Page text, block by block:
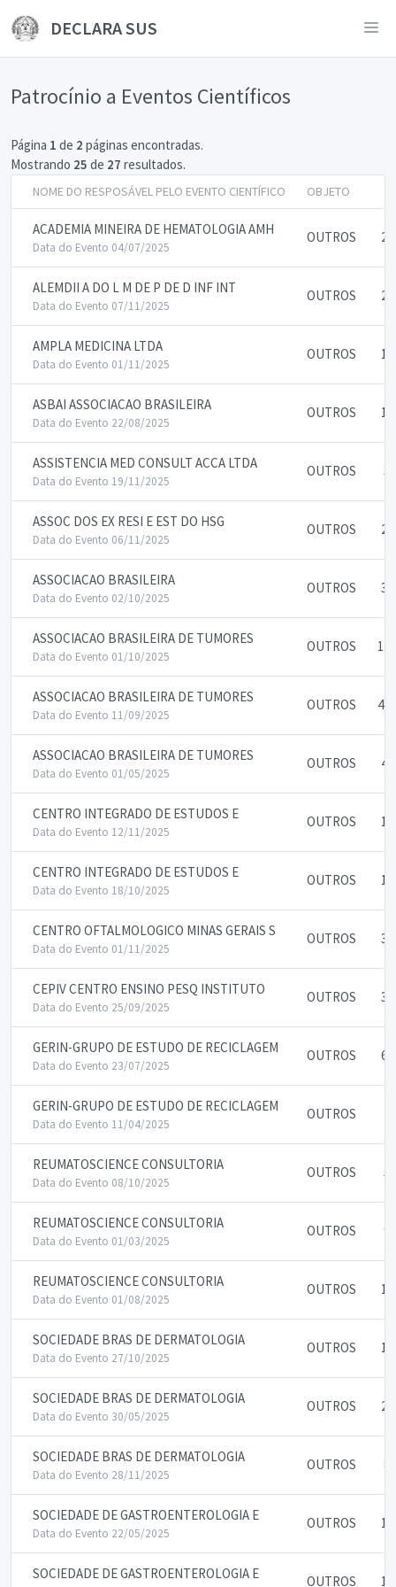
DECLARA SUS
Patrocínio a Eventos Científicos
Página 1 de 2 páginas encontradas.
Mostrando 25 de 27 resultados.
NOME DO RESPOSÁVEL PELO EVENTO CIENTÍFICO OBJETO
ACADEMIA MINEIRA DE HEMATOLOGIA AMH
Data do Evento 04/07/2025
OUTROS
ALEMDII A DO L M DE P DE D INF INT
Data do Evento 07/11/2025
OUTROS
AMPLA MEDICINA LTDA
Data do Evento 01/11/2025
OUTROS
ASBAI ASSOCIACAO BRASILEIRA
Data do Evento 22/08/2025
OUTROS
ASSISTENCIA MED CONSULT ACCA LTDA
Data do Evento 19/11/2025
OUTROS
ASSOC DOS EX RESI E EST DO HSG
Data do Evento 06/11/2025
OUTROS
ASSOCIACAO BRASILEIRA
Data do Evento 02/10/2025
OUTROS
ASSOCIACAO BRASILEIRA DE TUMORES
Data do Evento 01/10/2025
OUTROS
ASSOCIACAO BRASILEIRA DE TUMORES
Data do Evento 11/09/2025
OUTROS
ASSOCIACAO BRASILEIRA DE TUMORES
Data do Evento 01/05/2025
OUTROS
CENTRO INTEGRADO DE ESTUDOS E
Data do Evento 12/11/2025
OUTROS
CENTRO INTEGRADO DE ESTUDOS E
Data do Evento 18/10/2025
OUTROS
CENTRO OFTALMOLOGICO MINAS GERAIS S
Data do Evento 01/11/2025
OUTROS
CEPIV CENTRO ENSINO PESQ INSTITUTO
Data do Evento 25/09/2025
OUTROS
GERIN-GRUPO DE ESTUDO DE RECICLAGEM
Data do Evento 23/07/2025
OUTROS
GERIN-GRUPO DE ESTUDO DE RECICLAGEM
Data do Evento 11/04/2025
OUTROS
REUMATOSCIENCE CONSULTORIA
Data do Evento 08/10/2025
OUTROS
REUMATOSCIENCE CONSULTORIA
Data do Evento 01/03/2025
OUTROS
REUMATOSCIENCE CONSULTORIA
Data do Evento 01/08/2025
OUTROS
SOCIEDADE BRAS DE DERMATOLOGIA
Data do Evento 27/10/2025
OUTROS
SOCIEDADE BRAS DE DERMATOLOGIA
Data do Evento 30/05/2025
OUTROS
SOCIEDADE BRAS DE DERMATOLOGIA
Data do Evento 28/11/2025
OUTROS
SOCIEDADE DE GASTROENTEROLOGIA E
Data do Evento 22/05/2025
OUTROS
SOCIEDADE DE GASTROENTEROLOGIA E OUTROS